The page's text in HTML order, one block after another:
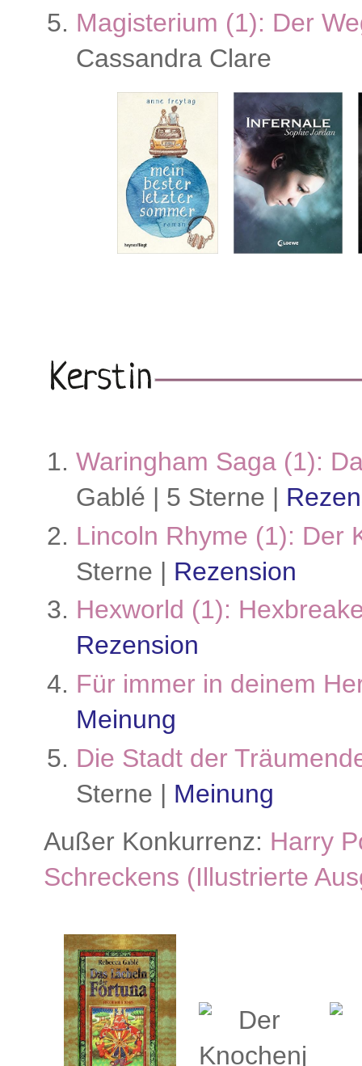
Magisterium (1): Der
Cassandra Clare
Waringham Saga (1):
Gablé | 5 Sterne |
Lincoln Rhyme (1): Der
Sterne | Rezension
Hexworld (1):
Rezension
Für immer in deinem
Meinung
Die Stadt der
Sterne | Meinung
Außer Konkurrenz: Harry
Schreckens (Illustrierte